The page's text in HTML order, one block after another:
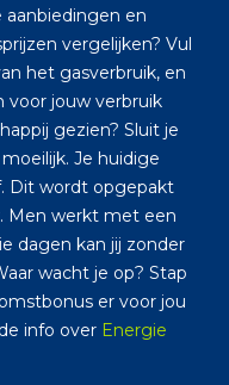
aanbiedingen en
vergelijken? Vul
het gasverbruik, en
voor jouw verbruik
gezien? Sluit je
Je huidige
Dit wordt opgepakt
Men werkt met een
dagen kan jij zonder
wacht je op? Stap
er voor jou
info over Energie